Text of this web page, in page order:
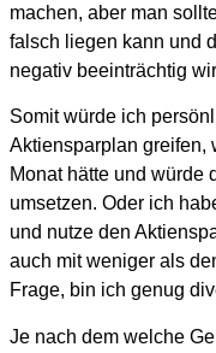
machen, aber man
falsch liegen kann und
negativ beeinträchtig
Somit würde ich
Aktiensparplan greifen,
Monat hätte und würde
umsetzen. Oder ich
und nutze den
auch mit weniger als
Frage, bin ich genug
Je nach dem welche